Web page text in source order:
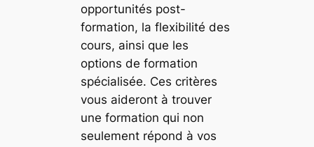
opportunités post-
formation, la flexibilité des
cours, ainsi que les
options de formation
spécialisée. Ces critères
vous aideront à trouver
une formation qui non
seulement répond à vos